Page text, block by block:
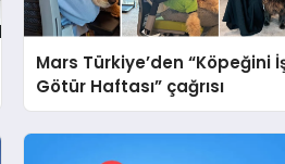
Mars Türkiye’den “Köpeğini
Götür Haftası” çağrısı